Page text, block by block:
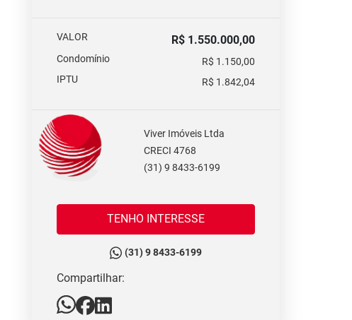
VALOR R$ 1.550.000,00
Condomínio
R$ 1.150,00
IPTU
R$ 1.842,04
Viver Imóveis Ltda
CRECI 4768
(31) 9 8433-6199
TENHO INTERESSE
(31) 9 8433-6199
Compartilhar: